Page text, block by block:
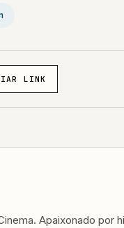
LINK
Apaixonado por